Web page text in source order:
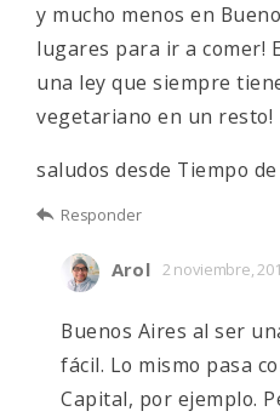
y mucho menos en
lugares para ir a comer!
una ley que siempre
vegetariano en un resto!
saludos desde Tiempo
Responder
Arol 2 noviembre,
Buenos Aires al ser
fácil. Lo mismo pasa
Capital, por ejemplo.